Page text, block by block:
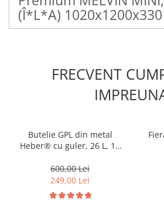
(Î*L*A)
FRECVENT
Butelie GPL din metal
Heber® cu guler, 26 L, 11
cu gaz
600,00 Lei
249,00 Lei